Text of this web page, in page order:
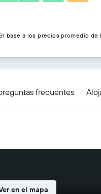
frecuentes
en el mapa
base a los precios promedio